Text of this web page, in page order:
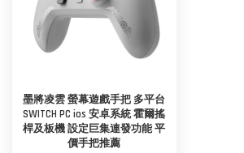
墨將凌雲 螢幕遊戲手把 多平台
SWITCH PC ios 安卓系統 霍爾搖
桿及板機 設定巨集連發功能 平
價手把推薦